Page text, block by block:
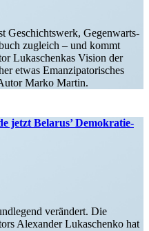
Geschichtswerk, Gegen­warts­
zugleich – und kommt
Lukaschenkas Vision der
etwas Emanzi­pa­to­ri­sches
Marko Martin.
jetzt Belarus’ Demokra­tie­
verändert. Die
Alexander Lukaschenko hat